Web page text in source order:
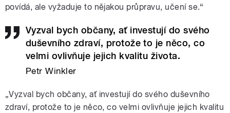
povídá, ale vyžaduje to nějakou průpravu, učení se.“
Vyzval bych občany, ať investují do svého
duševního zdraví, protože to je něco, co
velmi ovlivňuje jejich kvalitu života.
Petr Winkler
„Vyzval bych občany, ať investují do svého duševního
zdraví, protože to je něco, co velmi ovlivňuje jejich kvalitu